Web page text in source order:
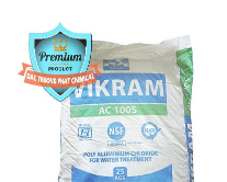
PAC – Polyaluminium
Chloride Trắng Aditya Birla
Grasim New 2022 Ấn Độ India